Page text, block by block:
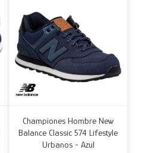
Championes Hombre New
Balance Classic 574 Lifestyle
Urbanos - Azul